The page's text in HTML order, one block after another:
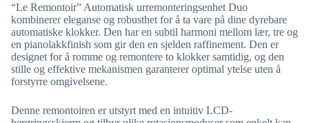
“Le Remontoir” Automatisk urremonteringsenhet Duo
kombinerer eleganse og robusthet for å ta vare på dine dyrebare
automatiske klokker. Den har en subtil harmoni mellom lær, tre og
en pianolakkfinish som gir den en sjelden raffinement. Den er
designet for å romme og remontere to klokker samtidig, og den
stille og effektive mekanismen garanterer optimal ytelse uten å
forstyrre omgivelsene.
Denne remontoiren er utstyrt med en intuitiv LCD-